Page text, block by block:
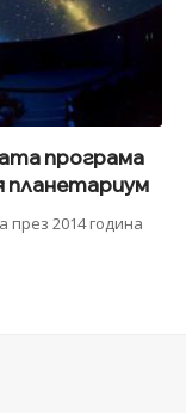
програма
планетариум
през 2014 година